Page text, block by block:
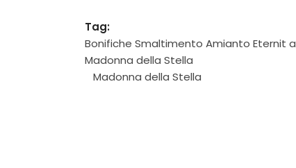
Tag:
Bonifiche Smaltimento Amianto Eternit a
Madonna della Stella
Madonna della Stella